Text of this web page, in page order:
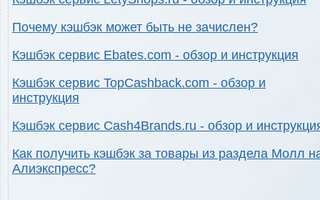
Почему кэшбэк может быть не зачислен?
Кэшбэк сервис Ebates.com - обзор и инструкция
Кэшбэк сервис TopCashback.com - обзор и
инструкция
Кэшбэк сервис Cash4Brands.ru - обзор и
Как получить кэшбэк за товары из раздела Молл
Алиэкспресс?